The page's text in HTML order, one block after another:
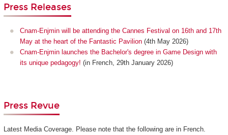
Press Releases
Cnam-Enjmin will be attending the Cannes Festival on 16th and 17th
May at the heart of the Fantastic Pavilion (4th May 2026)
Cnam-Enjmin launches the Bachelor's degree in Game Design with
its unique pedagogy! (in French, 29th January 2026)
Press Revue
Latest Media Coverage. Please note that the following are in French.